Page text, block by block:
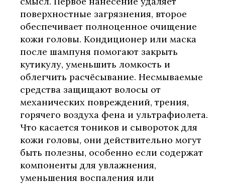
поверхностные загрязнения, второе
обеспечивает полноценное очищение
кожи головы. Кондиционер или маска
после шампуня помогают закрыть
кутикулу, уменьшить ломкость и
облегчить расчёсывание. Несмываемые
средства защищают волосы от
механических повреждений, трения,
горячего воздуха фена и ультрафиолета.
Что касается тоников и сывороток для
кожи головы, они действительно могут
быть полезны, особенно если содержат
компоненты для увлажнения,
уменьшения воспаления или